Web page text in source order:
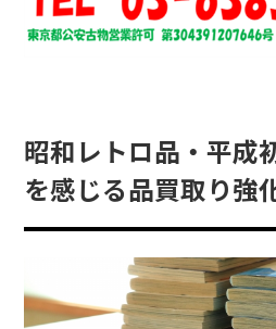
昭和レトロ品・平成
を感じる品買取り強